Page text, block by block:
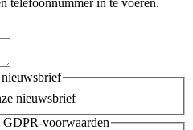
telefoonnummer in te voeren.
nieuwsbrief
voorwaarden